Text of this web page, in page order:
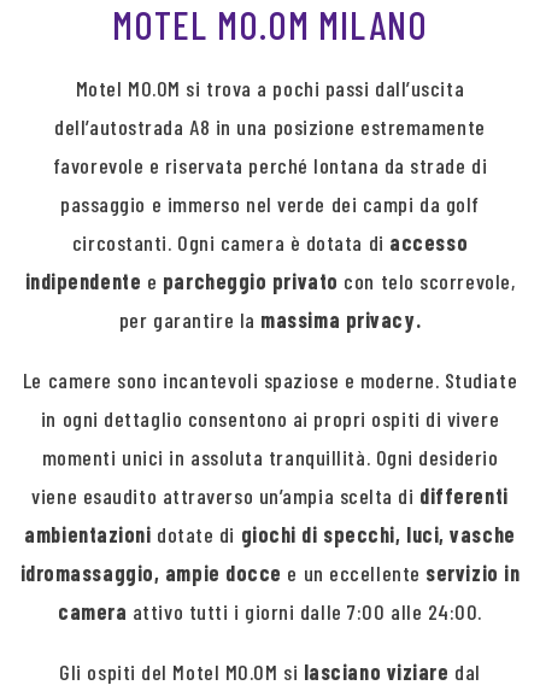
MOTEL MO.OM MILANO
Motel MO.OM si trova a pochi passi dall’uscita
dell’autostrada A8 in una posizione estremamente
favorevole e riservata perché lontana da strade di
passaggio e immerso nel verde dei campi da golf
circostanti. Ogni camera è dotata di accesso
indipendente e parcheggio privato con telo scorrevole,
per garantire la massima privacy.
Le camere sono incantevoli spaziose e moderne. Studiate
in ogni dettaglio consentono ai propri ospiti di vivere
momenti unici in assoluta tranquillità. Ogni desiderio
viene esaudito attraverso un’ampia scelta di differenti
ambientazioni dotate di giochi di specchi, luci, vasche
idromassaggio, ampie docce e un eccellente servizio in
camera attivo tutti i giorni dalle 7:00 alle 24:00.
Gli ospiti del Motel MO.OM si lasciano viziare dal